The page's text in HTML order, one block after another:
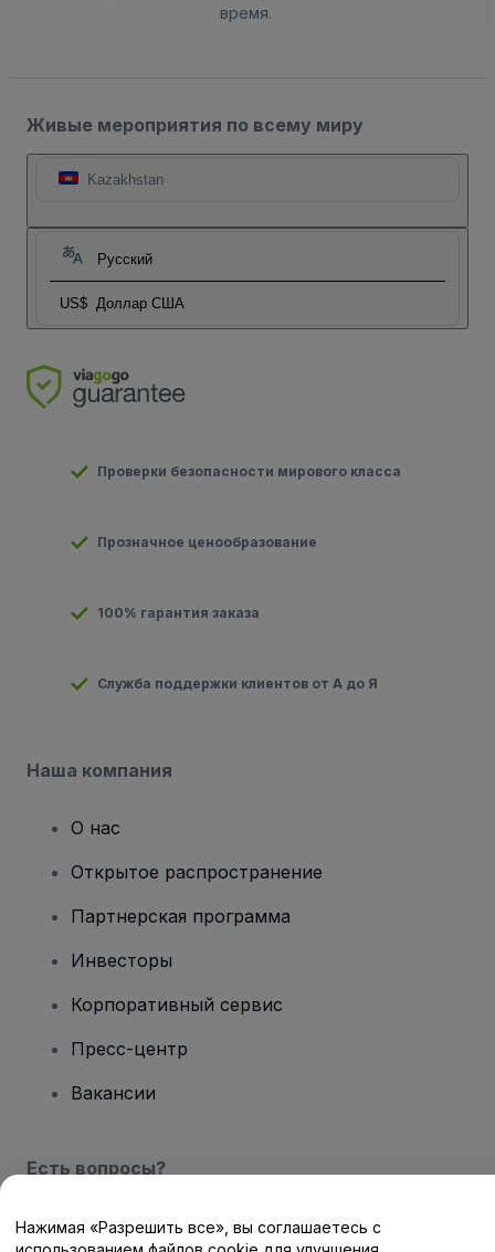
время.
Живые мероприятия по всему миру
Kazakhstan
Русский
US$ Доллар США
Проверки безопасности мирового класса
Прозначное ценообразование
100% гарантия заказа
Служба поддержки клиентов от А до Я
Наша компания
О нас
Открытое распространение
Партнерская программа
Инвесторы
Корпоративный сервис
Пресс-центр
Вакансии
Есть вопросы?
Центр помощи / Свяжитесь с нами
Нажимая «Разрешить все», вы соглашаетесь с